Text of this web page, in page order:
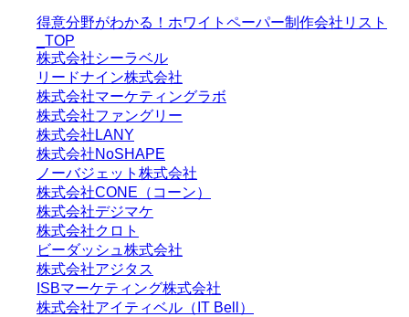
得意分野がわかる！ホワイトペーパー制作会社リスト
_TOP
株式会社シーラベル
リードナイン株式会社
株式会社マーケティングラボ
株式会社ファングリー
株式会社LANY
株式会社NoSHAPE
ノーバジェット株式会社
株式会社CONE（コーン）
株式会社デジマケ
株式会社クロト
ビーダッシュ株式会社
株式会社アジタス
ISBマーケティング株式会社
株式会社アイティベル（IT Bell）